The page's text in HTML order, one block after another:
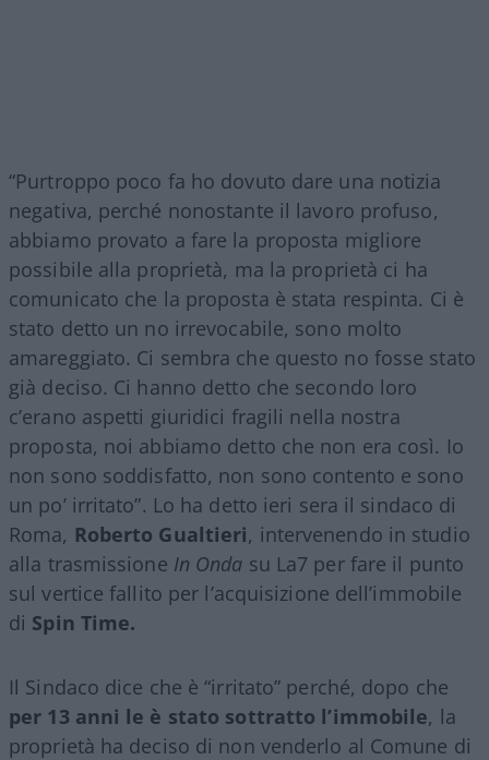
“Purtroppo poco fa ho dovuto dare una notizia
negativa, perché nonostante il lavoro profuso,
abbiamo provato a fare la proposta migliore
possibile alla proprietà, ma la proprietà ci ha
comunicato che la proposta è stata respinta. Ci è
stato detto un no irrevocabile, sono molto
amareggiato. Ci sembra che questo no fosse stato
già deciso. Ci hanno detto che secondo loro
c’erano aspetti giuridici fragili nella nostra
proposta, noi abbiamo detto che non era così. Io
non sono soddisfatto, non sono contento e sono
un po’ irritato”. Lo ha detto ieri sera il sindaco di
Roma, Roberto Gualtieri, intervenendo in studio
alla trasmissione In Onda su La7 per fare il punto
sul vertice fallito per l’acquisizione dell’immobile
di Spin Time.
Il Sindaco dice che è “irritato” perché, dopo che
per 13 anni le è stato sottratto l’immobile, la
proprietà ha deciso di non venderlo al Comune di